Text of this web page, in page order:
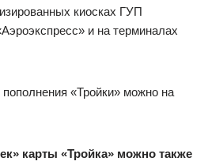
киосках ГУП
и на терминалах
«Тройки» можно на
карты «Тройка» можно также